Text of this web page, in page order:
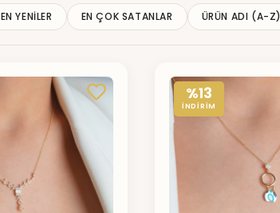
EN YENILER EN ÇOK SATANLAR ÜRÜN ADI (A-Z)
%13
İNDİRİM